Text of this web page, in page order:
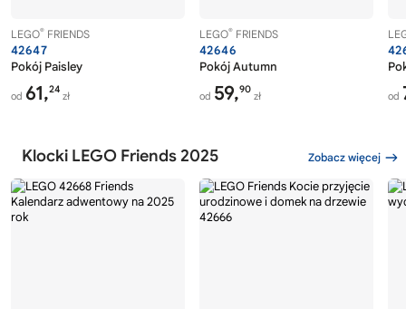
LEGO® FRIENDS
42647
Pokój Paisley
od 61,24
zł
LEGO® FRIENDS
42646
Pokój Autumn
od 59,90
zł od
Klocki LEGO Friends 2025 Zobacz więcej